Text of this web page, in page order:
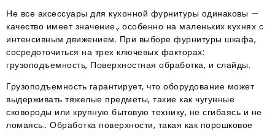
Не все аксессуары для кухонной фурнитуры одинаковы —
качество имеет значение., особенно на маленьких кухнях с
интенсивным движением. При выборе фурнитуры шкафа,
сосредоточиться на трех ключевых факторах:
грузоподъемность, Поверхностная обработка, и слайды.​
Грузоподъемность гарантирует, что оборудование может
выдерживать тяжелые предметы, такие как чугунные
сковороды или крупную бытовую технику, не сгибаясь и не
ломаясь.. Обработка поверхности, такая как порошковое